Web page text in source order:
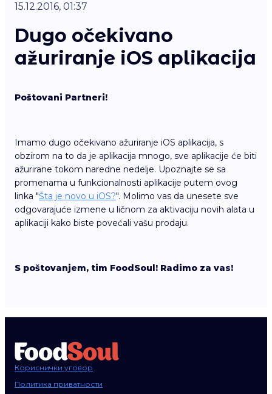
15.12.2016, 01:37
Dugo očekivano
ažuriranje iOS aplikacija
Poštovani Partneri!
Imamo dugo očekivano ažuriranje iOS aplikacija, s
obzirom na to da je aplikacija mnogo, sve aplikacije će biti
ažurirane tokom naredne nedelje. Upoznajte se sa
promenama u funkcionalnosti aplikacije putem ovog
linka "Šta je novo u iOS?". Molimo vas da unesete sve
odgovarajuće izmene u ličnom za aktivaciju novih alata u
aplikaciji kako biste povećali vašu prodaju.
S poštovanjem, tim FoodSoul! Radimo za vas!
Кориснички уговор
Политика приватности